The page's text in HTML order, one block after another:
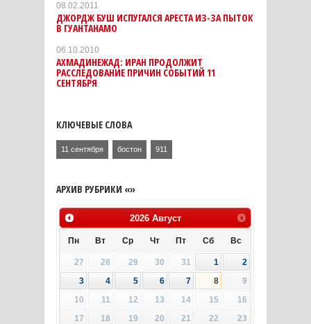
08.02.2011
ДЖОРДЖ БУШ ИСПУГАЛСЯ АРЕСТА ИЗ-ЗА ПЫТОК
В ГУАНТАНАМО
06.10.2010
АХМАДИНЕЖАД: ИРАН ПРОДОЛЖИТ
РАССЛЕДОВАНИЕ ПРИЧИН СОБЫТИЙ 11
СЕНТЯБРЯ
КЛЮЧЕВЫЕ СЛОВА
11 сентября бостон 911
АРХИВ РУБРИКИ «»
2026 Август
Пн Вт Ср Чт Пт Сб Вс
27 28 29 30 31 1
2
3
4 5 6 7 8
9
10
11 12 13 14 15
16
17
18 19 20 21 22
23